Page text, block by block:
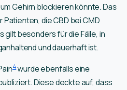
Gehirn blockieren könnte. Das
die CBD bei CMD
gilt besonders für die Fälle, in
und dauerhaft ist.
4wurde ebenfalls eine
Diese deckte auf, dass